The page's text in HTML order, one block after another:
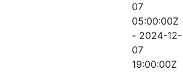
07
05:00:00Z
- 2024-12-
07
19:00:00Z